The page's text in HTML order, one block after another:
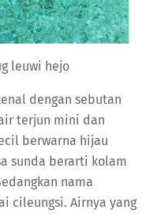
leuwi hejo
dengan sebutan
terjun mini dan
berwarna hijau
sunda berarti kolam
nama
cileungsi. Airnya yang